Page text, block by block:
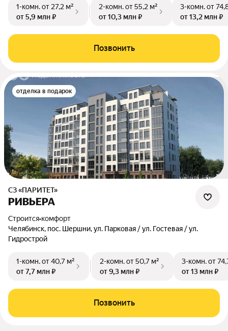
1-комн.от 27,2 м²
от 5,9 млн ₽
2-комн.от 55,2 м²
от 10,3 млн ₽
3-комн.от
от 13,2 млн ₽
Позвонить
отделка в подарок
СЗ «ПАРИТЕТ»
РИВЬЕРА
Строится•комфорт
Челябинск, пос. Шершни, ул. Парковая / ул. Гостевая / ул.
Гидрострой
1-комн.от 40,7 м²
от 7,7 млн ₽
2-комн.от 50,7 м²
от 9,3 млн ₽
3-комн.от
от 13 млн ₽
Позвонить